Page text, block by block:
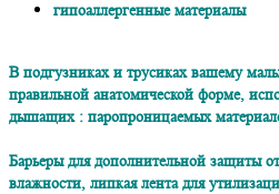
гипоаллергенные материалы
В подгузниках и трусиках вашему
правильной анатомической форме,
дышащих : паропроницаемых
Барьеры для дополнительной защиты
влажности, липкая лента для